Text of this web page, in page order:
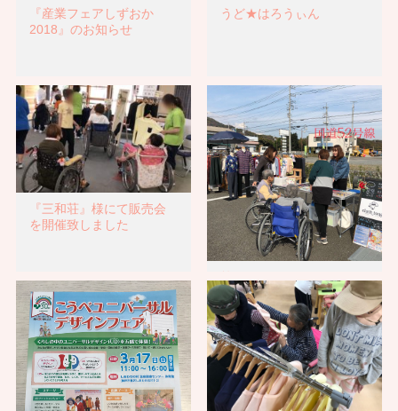
『産業フェアしずおか
2018』のお知らせ
うど★はろうぃん
『三和荘』様にて販売会
を開催致しました
ルシェに参加しました